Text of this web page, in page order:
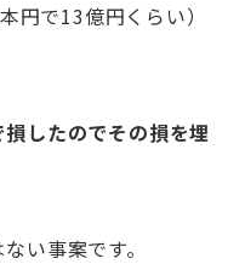
円で13億円くらい）
したのでその損を埋
い事案です。